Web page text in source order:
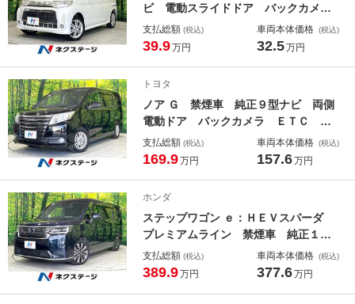
ビ 電動スライドドア バックカメ
ラ ＥＴＣ ドラレコ Ｂｌｕｅｔｏ
ｏｔｈ接続 ＨＩＤヘッドライト 純
支払総額 (税込)
39.9万円
車両本体価格 (税込)
32.5万円
トヨタ
ノア Ｇ 禁煙車 純正９型ナビ 両側
電動ドア バックカメラ ＥＴＣ ド
ラレコ セーフティセンスＣ クルー
ズコントロール ７人乗り ＬＥＤヘ
支払総額 (税込)
169.9万円
車両本体価格 (税込)
157.6万円
ホンダ
ステップワゴン ｅ：ＨＥＶスパーダ
プレミアムライン 禁煙車 純正１
１．４型ナビ 全周囲カメラ 両側電
動ドア ドラレコ ＥＴＣ ホンダセ
支払総額 (税込)
389.9万円
車両本体価格 (税込)
377.6万円